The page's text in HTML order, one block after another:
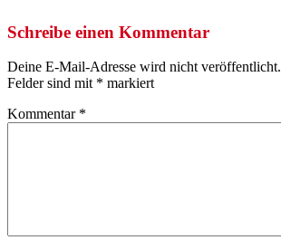
Schreibe einen Kommentar
Deine E-Mail-Adresse wird nicht veröffentlicht.
Felder sind mit * markiert
Kommentar *